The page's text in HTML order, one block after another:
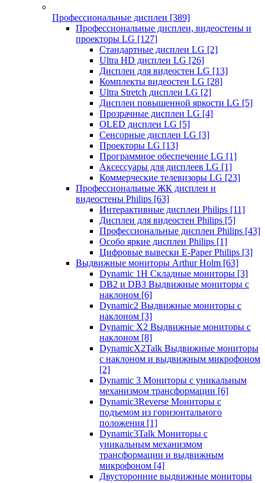
Профессиональные дисплеи [389]
Профессиональные дисплеи, видеостены и
проекторы LG [127]
Стандартные дисплеи LG [2]
Ultra HD дисплеи LG [26]
Дисплеи для видеостен LG [13]
Комплекты видеостен LG [28]
Ultra Stretch дисплеи LG [2]
Дисплеи повышенной яркости LG [5]
Прозрачные дисплеи LG [4]
OLED дисплеи LG [5]
Сенсорные дисплеи LG [3]
Проекторы LG [13]
Программное обеспечение LG [1]
Аксессуары для дисплеев LG [1]
Коммерческие телевизоры LG [23]
Профессиональные ЖК дисплеи и
видеостены Philips [63]
Интерактивные дисплеи Philips [11]
Дисплеи для видеостен Philips [5]
Профессиональные дисплеи Philips [43]
Особо яркие дисплеи Philips [1]
Цифровые вывески E-Paper Philips [3]
Выдвижные мониторы Arthur Holm [63]
Dynamic 1Н Складные мониторы [3]
DB2 и DB3 Выдвижные мониторы с
наклоном [6]
Dynamic2 Выдвижные мониторы с
наклоном [3]
Dynamic X2 Выдвижные мониторы с
наклоном [8]
DynamicX2Talk Выдвижные мониторы
с наклоном и выдвижным микрофоном
[2]
Dynamic 3 Мониторы с уникальным
механизмом трансформации [6]
Dynamic3Reverse Мониторы с
подъемом из горизонтального
положения [1]
Dynamic3Talk Мониторы с
уникальным механизмом
трансформации и выдвижным
микрофоном [4]
Двусторонние выдвижные мониторы